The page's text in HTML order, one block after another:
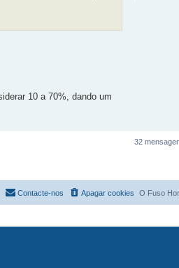
10 a 70%, dando um
32
O Fuso
Apagar cookies
Contacte-nos